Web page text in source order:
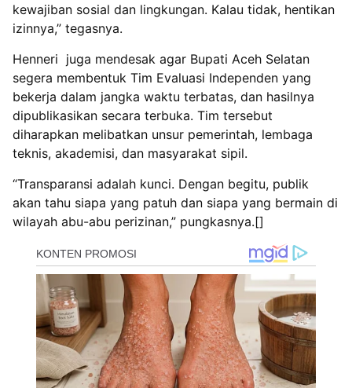
kewajiban sosial dan lingkungan. Kalau tidak, hentikan
izinnya,” tegasnya.
Henneri juga mendesak agar Bupati Aceh Selatan
segera membentuk Tim Evaluasi Independen yang
bekerja dalam jangka waktu terbatas, dan hasilnya
dipublikasikan secara terbuka. Tim tersebut
diharapkan melibatkan unsur pemerintah, lembaga
teknis, akademisi, dan masyarakat sipil.
“Transparansi adalah kunci. Dengan begitu, publik
akan tahu siapa yang patuh dan siapa yang bermain di
wilayah abu-abu perizinan,” pungkasnya.[]